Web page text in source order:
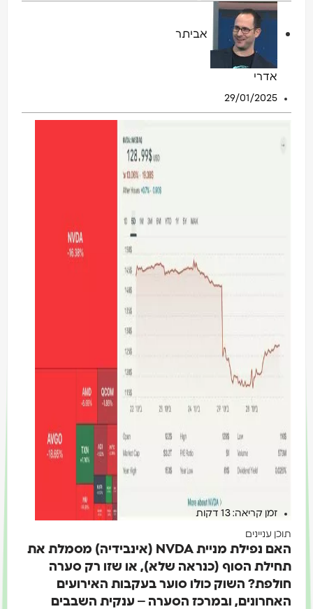
אביתר
אדרי
29/01/2025
זמן קריאה: 13 דקות
תוכן עניינים
האם נפילת מניית NVDA (אינבידיה) מסמלת את
תחילת הסוף (כנראה שלא), או שזו רק סערה
חולפת? השוק כולו סוער בעקבות האירועים
האחרונים, ובמרכז הסערה – ענקית השבבים